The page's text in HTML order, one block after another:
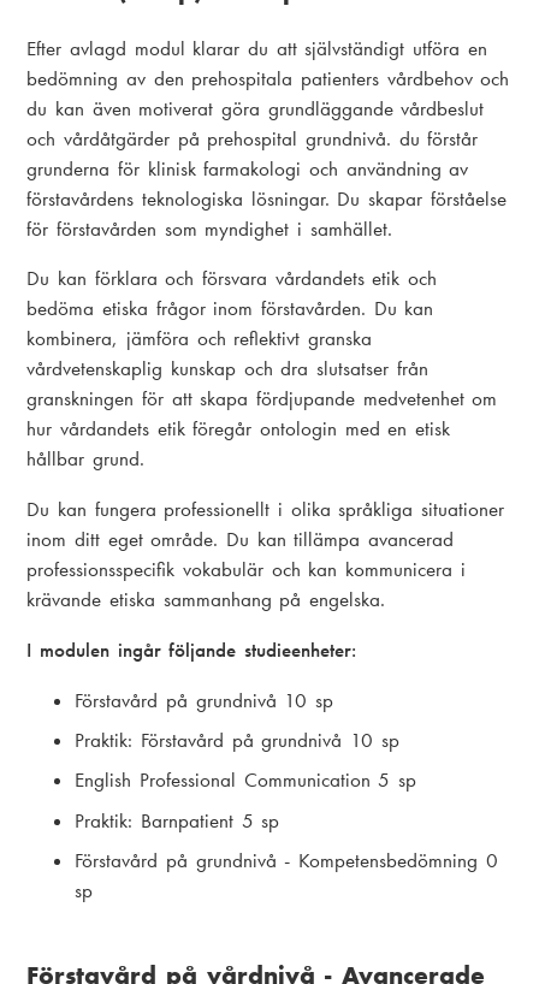
Efter avlagd modul klarar du att självständigt utföra en
bedömning av den prehospitala patienters vårdbehov och
du kan även motiverat göra grundläggande vårdbeslut
och vårdåtgärder på prehospital grundnivå. du förstår
grunderna för klinisk farmakologi och användning av
förstavårdens teknologiska lösningar. Du skapar förståelse
för förstavården som myndighet i samhället.
Du kan förklara och försvara vårdandets etik och
bedöma etiska frågor inom förstavården. Du kan
kombinera, jämföra och reflektivt granska
vårdvetenskaplig kunskap och dra slutsatser från
granskningen för att skapa fördjupande medvetenhet om
hur vårdandets etik föregår ontologin med en etisk
hållbar grund.
Du kan fungera professionellt i olika språkliga situationer
inom ditt eget område. Du kan tillämpa avancerad
professionsspecifik vokabulär och kan kommunicera i
krävande etiska sammanhang på engelska.
I modulen ingår följande studieenheter:
Förstavård på grundnivå 10 sp
Praktik: Förstavård på grundnivå 10 sp
English Professional Communication 5 sp
Praktik: Barnpatient 5 sp
Förstavård på grundnivå - Kompetensbedömning 0
sp
Förstavård på vårdnivå - Avancerade